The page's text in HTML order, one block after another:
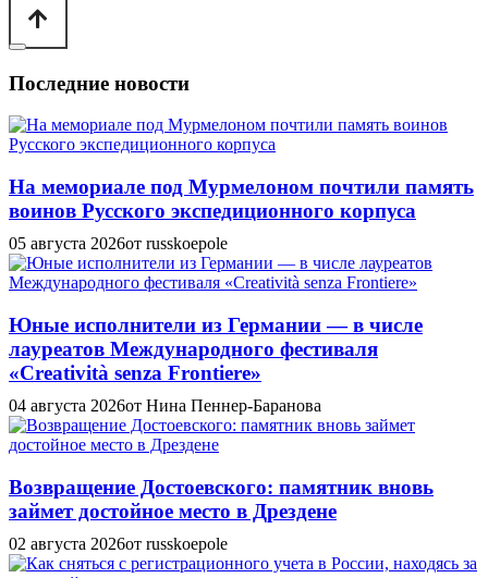
Последние новости
На мемориале под Мурмелоном почтили память
воинов Русского экспедиционного корпуса
05 августа 2026от russkoepole
Юные исполнители из Германии — в числе
лауреатов Международного фестиваля
«Creatività senza Frontiere»
04 августа 2026от Нина Пеннер-Баранова
Возвращение Достоевского: памятник вновь
займет достойное место в Дрездене
02 августа 2026от russkoepole